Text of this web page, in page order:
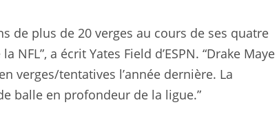
de plus de 20 verges au cours de ses quatre
a écrit Yates Field d’ESPN. “Drake Maye
verges/tentatives l’année dernière. La
balle en profondeur de la ligue.”